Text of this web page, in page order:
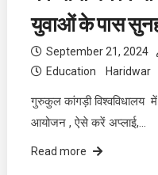
युवाओं के पास
September 21, 2024
Education
Haridwar
गुरुकुल कांगड़ी विश्वविधालय
आयोजन , ऐसे करें अप्लाई,…
Read more